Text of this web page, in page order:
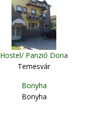
Hostel/ Panzió Doria
Temesvár
Bonyha
Bonyha